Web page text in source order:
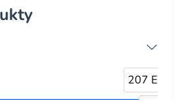
207 EUR